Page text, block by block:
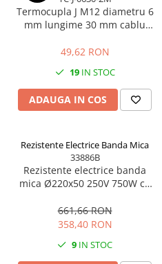
Termocupla J M12 diametru 6
mm lungime 30 mm cablu
49,62 RON
19IN STOC
ADAUGA IN COS
Rezistente Electrice Banda Mica
33886B
Rezistente electrice banda
mica Ø220x50 250V 750W cu
661,66 RON
358,40 RON
9 IN STOC